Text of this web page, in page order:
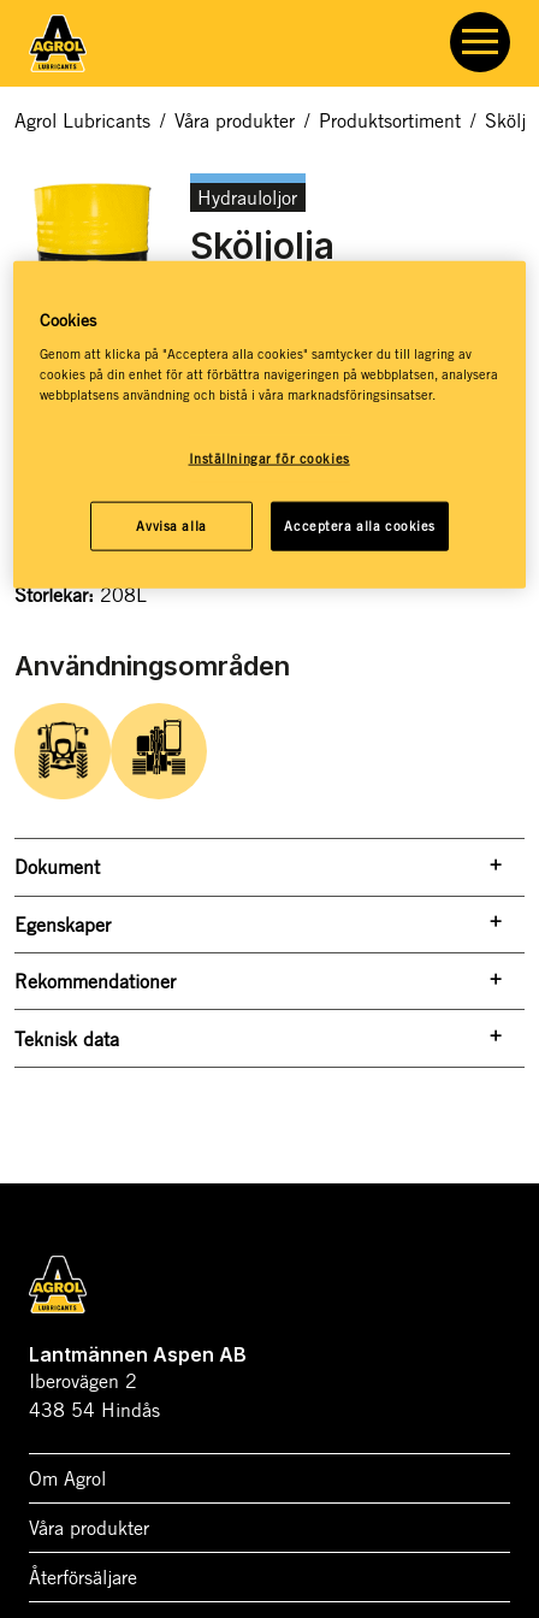
Agrol Lubricants / Våra produkter / Produktsortiment /
Hydrauloljor
Sköljolja
Blandbar med alla sorters hydrauloljor
Högraffinerad basolja ger god prestanda
Storlekar:208L
Användningsområden
Dokument
Egenskaper
Rekommendationer
Teknisk data
Lantmännen Aspen AB
Iberovägen 2
438 54 Hindås
Om Agrol
Våra produkter
Återförsäljare
Cookies
Genom att klicka på "Acceptera alla cookies" samtycker du till lagring av
cookies på din enhet för att förbättra navigeringen på webbplatsen, analysera
webbplatsens användning och bistå i våra marknadsföringsinsatser.
Inställningar för cookies
Avvisa alla Acceptera alla cookies